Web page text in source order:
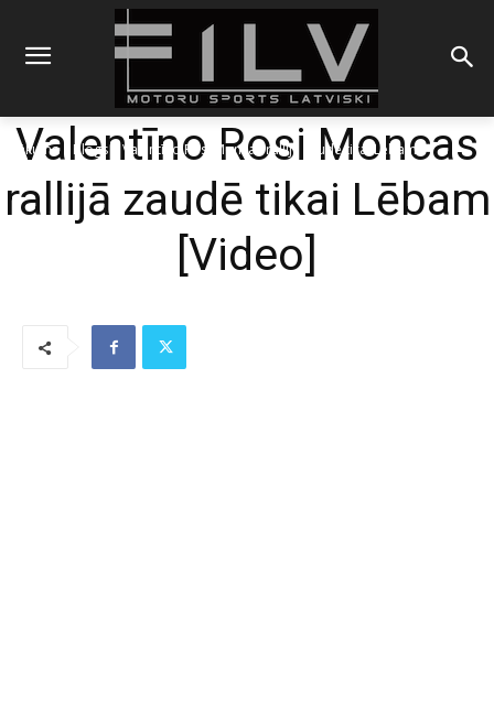
Sākums Blogs Valentīno Rosi Moncas rallijā zaudē tikai Lēbam
Valentīno Rosi Moncas
rallijā zaudē tikai Lēbam
[Video]